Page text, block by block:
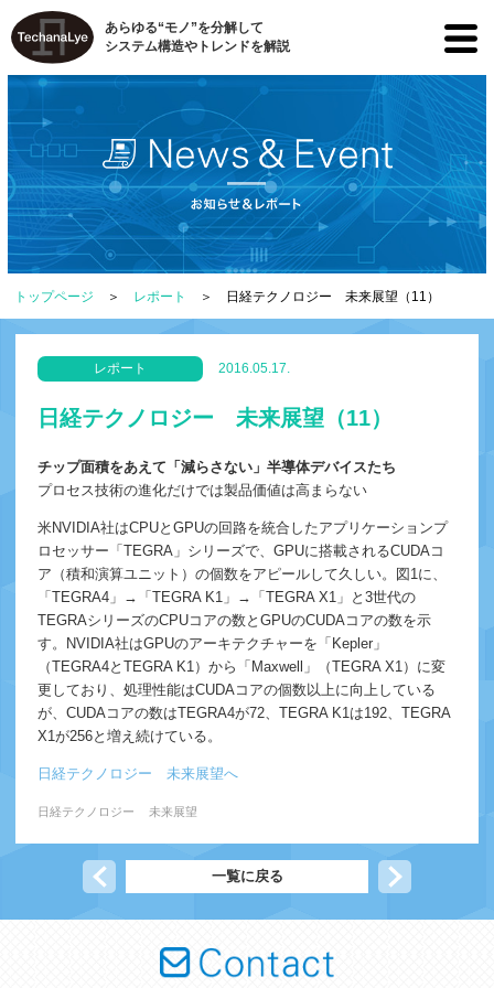
あらゆる“モノ”を分解して
システム構造やトレンドを解説
トップページ レポート 日経テクノロジー 未来展望（11）
日経テクノロジー 未来展望（11）
レポート 2016.05.17.
チップ面積をあえて「減らさない」半導体デバイスたち
プロセス技術の進化だけでは製品価値は高まらない
米NVIDIA社はCPUとGPUの回路を統合したアプリケーションプ
ロセッサー「TEGRA」シリーズで、GPUに搭載されるCUDAコ
ア（積和演算ユニット）の個数をアピールして久しい。図1に、
「TEGRA4」→「TEGRA K1」→「TEGRA X1」と3世代の
TEGRAシリーズのCPUコアの数とGPUのCUDAコアの数を示
す。NVIDIA社はGPUのアーキテクチャーを「Kepler」
（TEGRA4とTEGRA K1）から「Maxwell」（TEGRA X1）に変
更しており、処理性能はCUDAコアの個数以上に向上している
が、CUDAコアの数はTEGRA4が72、TEGRA K1は192、TEGRA
X1が256と増え続けている。
日経テクノロジー 未来展望へ
日経テクノロジー 未来展望
一覧に戻る